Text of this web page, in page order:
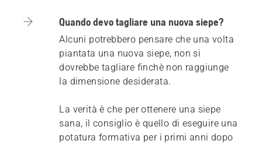
Quando devo tagliare una nuova siepe?
Alcuni potrebbero pensare che una volta
piantata una nuova siepe, non si
dovrebbe tagliare finchè non raggiunge
la dimensione desiderata.
La verità è che per ottenere una siepe
sana, il consiglio è quello di eseguire una
potatura formativa per i primi anni dopo